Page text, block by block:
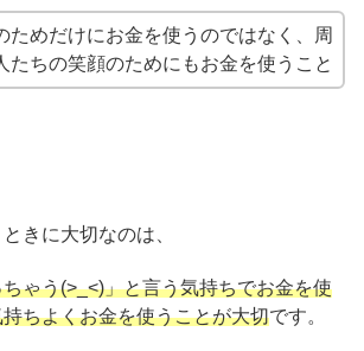
ためだけにお金を使うのではなく、周
たちの笑顔のためにもお金を使うこと
きに大切なのは、
ゃう(>_<)」と言う気持ちでお金を使
ちよくお金を使うことが大切です。